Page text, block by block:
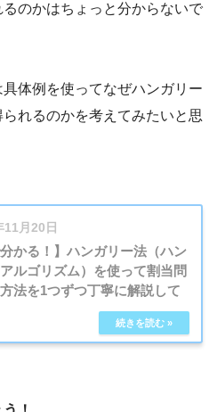
のかはちょっと分からないで
体例を使ってなぜハンガリー
れるのかを考えてみたいと思
11月20日
分かる！】ハンガリー法（ハン
ルゴリズム）を使って割当問
法を1つずつ丁寧に解説して